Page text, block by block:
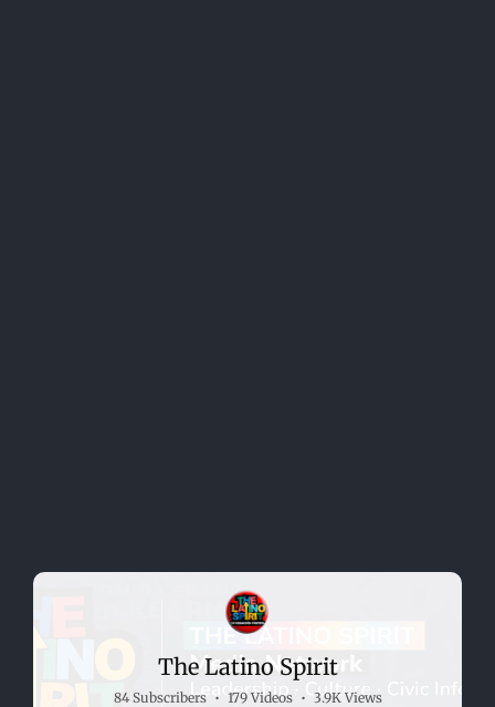
The Latino Spirit
84 Subscribers • 179 Videos • 3.9K Views